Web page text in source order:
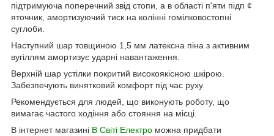
підтримуюча поперечний звід стопи, а в області п'яти підп ¢
яточник, амортизуючий тиск на колінні гомілковостопні
суглоби.
Наступний шар товщиною 1,5 мм латексна піна з активним
вугіллям амортизує ударні навантаження.
Верхній шар устілки покритий високоякісною шкірою.
Забезпечують винятковий комфорт під час руху.
Рекомендується для людей, що виконують роботу, що
вимагає частого ходіння або стояння на місці.
В інтернет магазині В Світі Електро можна придбати